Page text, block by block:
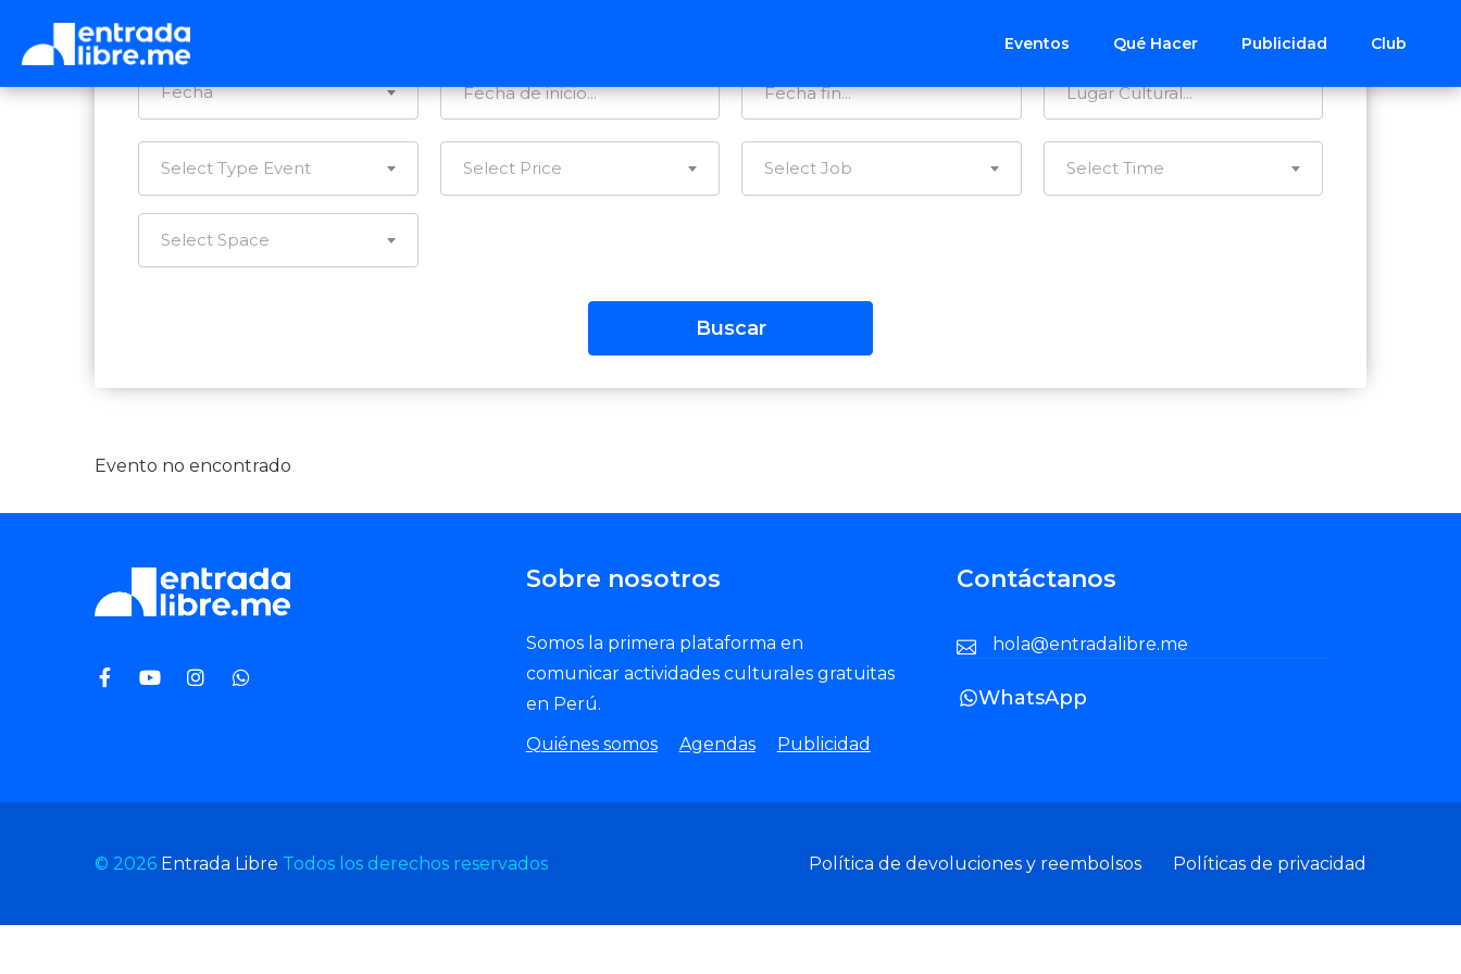
Eventos Qué Hacer Publicidad Club
Fecha
Select Type Event Select Price Select Job Select Time
Select Space
Evento no encontrado
Sobre nosotros
Somos la primera plataforma en
comunicar actividades culturales gratuitas
en Perú.
Quiénes somos
Agendas Publicidad
Contáctanos
hola@entradalibre.me
WhatsApp
© 2026 Entrada Libre Todos los derechos reservados Política de devoluciones y reembolsos Políticas de privacidad